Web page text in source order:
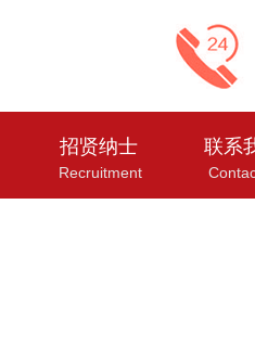
Recruitment
招贤纳士 联系